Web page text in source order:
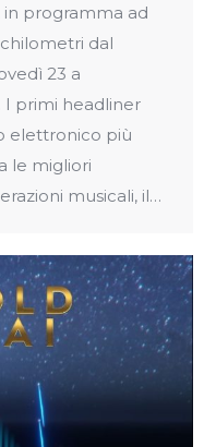
in programma ad
dal
23 a
I primi headliner
elettronico più
le migliori
musicali, il…